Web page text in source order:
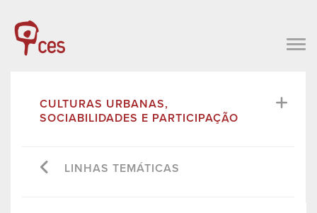
CULTURAS URBANAS,
SOCIABILIDADES E PARTICIPAÇÃO
LINHAS TEMÁTICAS